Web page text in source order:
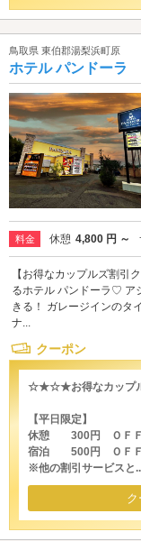
鳥取県 東伯郡湯梨浜町原
ホテル パンドーラ
料金 休憩 4,800 円 ～
【お得なカップルズ割引
るホテル パンドーラ♡ ア
きる！ ガレージインのタ
ナ...
クーポン
☆★☆★お得なカップ
【平日限定】
休憩 300円 ＯＦＦ
宿泊 500円 ＯＦＦ
※他の割引サービスと